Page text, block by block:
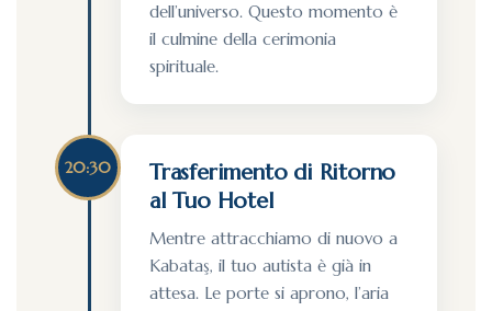
dell’universo. Questo momento è
il culmine della cerimonia
spirituale.
20:30
Trasferimento di Ritorno
al Tuo Hotel
Mentre attracchiamo di nuovo a
Kabataş, il tuo autista è già in
attesa. Le porte si aprono, l’aria